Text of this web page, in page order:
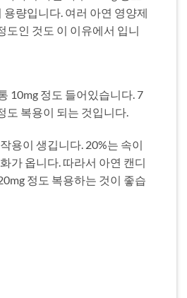
용량입니다. 여러 아연 영양제
도인 것도 이 이유에서 입니
10mg 정도 들어있습니다. 7
도 복용이 되는 것입니다.
용이 생깁니다. 20%는 속이
가 옵니다. 따라서 아연 캔디
정도 복용하는 것이 좋습